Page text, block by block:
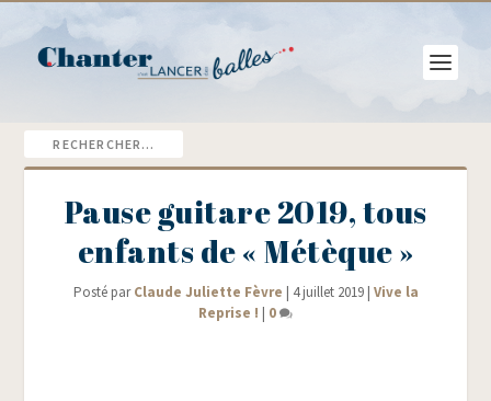
Pause guitare 2019, tous
enfants de « Métèque »
Posté parClaude Juliette Fèvre | 4 juillet 2019| Vive la
Reprise ! | 0